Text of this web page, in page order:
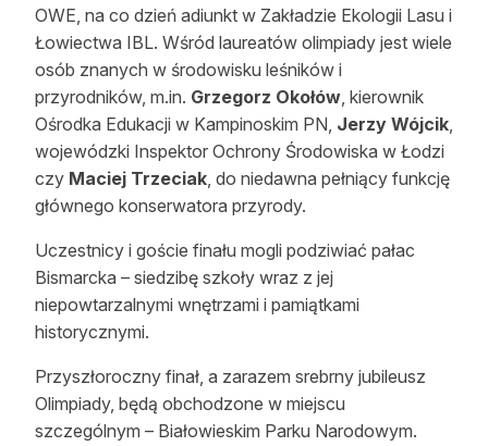
OWE, na co dzień adiunkt w Zakładzie Ekologii Lasu i
Łowiectwa IBL. Wśród laureatów olimpiady jest wiele
osób znanych w środowisku leśników i
przyrodników, m.in. Grzegorz Okołów, kierownik
Ośrodka Edukacji w Kampinoskim PN, Jerzy Wójcik,
wojewódzki Inspektor Ochrony Środowiska w Łodzi
czy Maciej Trzeciak, do niedawna pełniący funkcję
głównego konserwatora przyrody.
Uczestnicy i goście finału mogli podziwiać pałac
Bismarcka – siedzibę szkoły wraz z jej
niepowtarzalnymi wnętrzami i pamiątkami
historycznymi.
Przyszłoroczny finał, a zarazem srebrny jubileusz
Olimpiady, będą obchodzone w miejscu
szczególnym – Białowieskim Parku Narodowym.